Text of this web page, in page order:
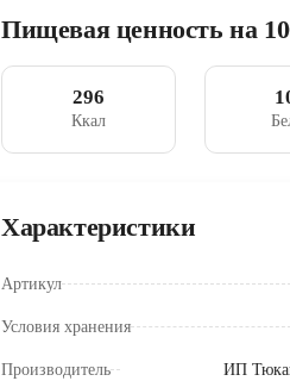
Пищевая ценность на
296
Ккал
Характеристики
Артикул
Условия хранения
Производитель
ИП